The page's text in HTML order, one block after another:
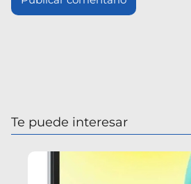
Te puede interesar